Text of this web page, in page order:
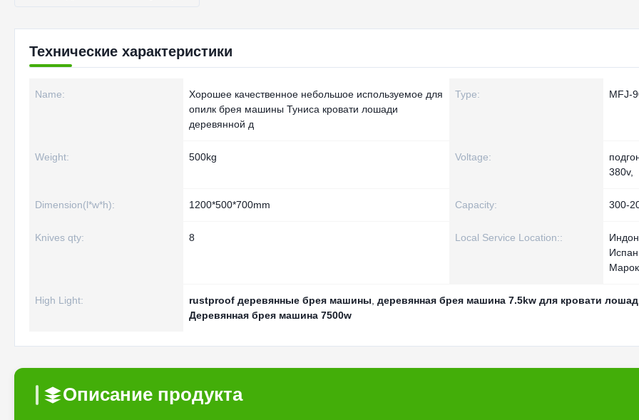
Технические характеристики
Name:
Хорошее качественное небольшое используемое для
опилк брея машины Туниса кровати лошади
деревянной д
Type: MFJ-
Weight: 500kg Voltage:
380v,
Dimension(l*w*h): 1200*500*700mm Capacity: 300-
Knives qty: 8 Local Service Location::
High Light: rustproof деревянные брея машины деревянная брея машина 7.5kw для кровати
Деревянная брея машина 7500w
Описание продукта